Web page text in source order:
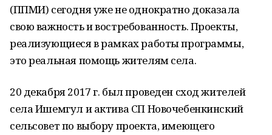
(ППМИ) сегодня уже не однократно доказала
свою важность и востребованность. Проекты,
реализующиеся в рамках работы программы,
это реальная помощь жителям села.
20 декабря 2017 г. был проведен сход жителей
села Ишемгул и актива СП Новочебенкинский
сельсовет по выбору проекта, имеющего